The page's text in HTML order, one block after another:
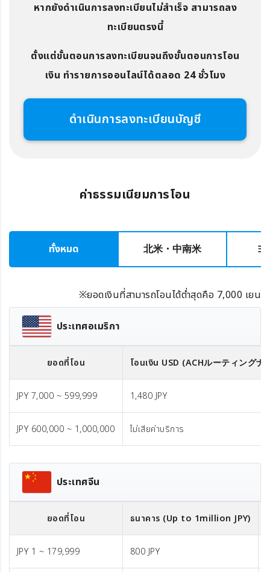
หากยังดำเนินการลงทะเบียนไม่สำเร็จ สามารถลง
ทะเบียนตรงนี้
ตั้งแต่ขั้นตอนการลงทะเบียนจนถึงขั้นตอนการโอน
เงิน ทำรายการออนไลน์ได้ตลอด 24 ชั่วโมง
ดำเนินการลงทะเบียนบัญชี
ค่าธรรมเนียมการโอน
ทั้งหมด 北米・中南米 ヨ
※ยอดเงินที่สามารถโอนได้ต่ำสุดคือ 7,000 เยน
ประเทศอเมริกา
ยอดที่โอน โอนเงิน USD (ACHルーティングナ
JPY 7,000 ~ 599,999 1,480 JPY
JPY 600,000 ~ 1,000,000 ไม่เสียค่าบริการ
ประเทศจีน
ยอดที่โอน ธนาคาร (Up to 1million JPY)
JPY 1 ~ 179,999 800 JPY